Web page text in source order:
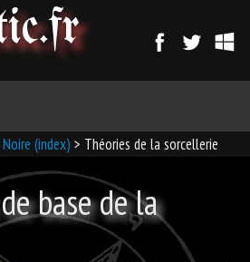
.fr
(index) > Théories de la sorcellerie
base de la